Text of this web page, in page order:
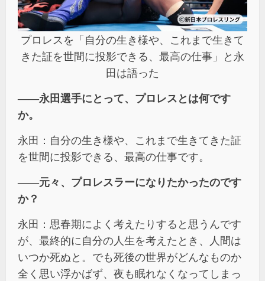
プロレスを「自分の生き様や、これまで生きて
きた証を世間に投影できる、最高の仕事」と永
田は語った
――永田選手にとって、プロレスとは何です
か。
永田：自分の生き様や、これまで生きてきた証
を世間に投影できる、最高の仕事です。
――元々、プロレスラーになりたかったのです
か？
永田：思春期によく考えたりすると思うんです
が、最終的に自分の人生を考えたとき、人間は
いつか死ぬと。でも死後の世界がどんなものか
全く思い浮かばず、夜も眠れなくなってしまっ